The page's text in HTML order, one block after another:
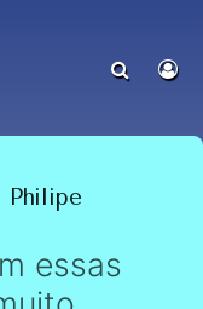
Philipe
essas